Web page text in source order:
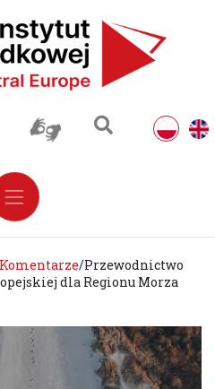
Komentarze/Przewodnictwo
dla Regionu Morza